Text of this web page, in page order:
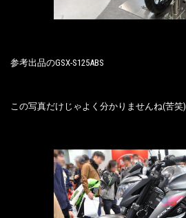
参考出品のGSX-S125ABS
この写真だけじゃよく分かりませんね(苦笑)